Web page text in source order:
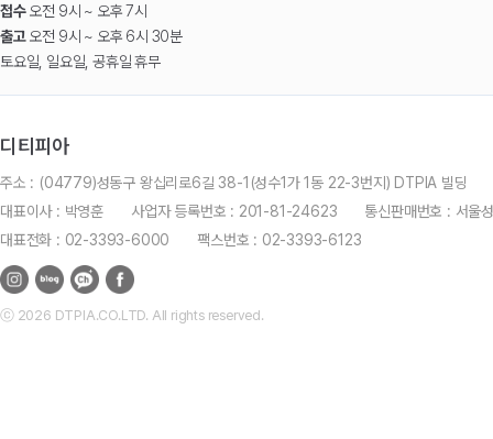
접수오전 9시 ~ 오후 7시
출고오전 9시 ~ 오후 6시 30분
토요일, 일요일, 공휴일 휴무
디티피아
주소 : (04779)성동구 왕십리로6길 38-1(성수1가 1동 22-3번지) DTPIA 빌딩
대표이사 : 박영훈
사업자 등록번호 : 201-81-24623
통신판매번호 : 서
대표전화 : 02-3393-6000
팩스번호 : 02-3393-6123
ⓒ 2026 DTPIA.CO.LTD. All rights reserved.